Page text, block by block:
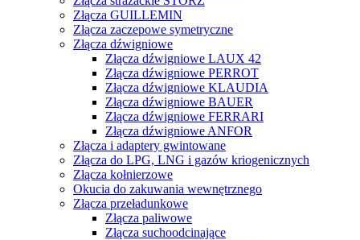
Złącza GUILLEMIN
Złącza zaczepowe symetryczne
Złącza dźwigniowe
Złącza dźwigniowe LAUX 42
Złącza dźwigniowe PERROT
Złącza dźwigniowe KLAUDIA
Złącza dźwigniowe BAUER
Złącza dźwigniowe FERRARI
Złącza dźwigniowe ANFOR
Złącza i adaptery gwintowane
Złącza do LPG, LNG i gazów kriogenicznych
Złącza kołnierzowe
Okucia do zakuwania wewnętrznego
Złącza przeładunkowe
Złącza paliwowe
Złącza suchoodcinające